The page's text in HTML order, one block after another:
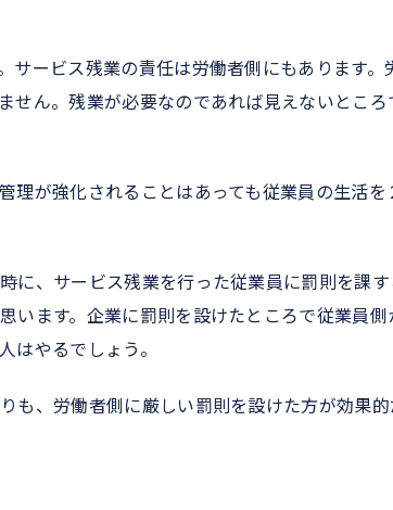
サービス残業の責任は労働者側にもあります。
せん。残業が必要なのであれば見えないところ
理が強化されることはあっても従業員の生活を
に、サービス残業を行った従業員に罰則を課す
います。企業に罰則を設けたところで従業員側
はやるでしょう。
も、労働者側に厳しい罰則を設けた方が効果的